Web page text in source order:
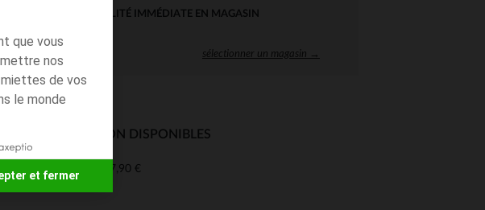
que vous
nos
de vos
le monde
et fermer
DISPONIBILITÉ IMMÉDIATE EN MAGASIN
sélectionner un magasin →
DE LIVRAISON DISPONIBLES
Mon domicile 7,90 €